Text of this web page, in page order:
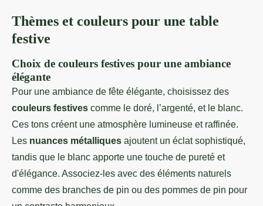
Thèmes et couleurs pour une table
festive
Choix de couleurs festives pour une ambiance
élégante
Pour une ambiance de fête élégante, choisissez des
couleurs festives comme le doré, l’argenté, et le blanc.
Ces tons créent une atmosphère lumineuse et raffinée.
Les nuances métalliques ajoutent un éclat sophistiqué,
tandis que le blanc apporte une touche de pureté et
d'élégance. Associez-les avec des éléments naturels
comme des branches de pin ou des pommes de pin pour